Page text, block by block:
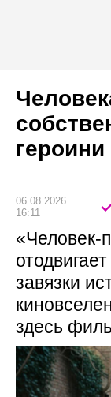
06.08.2026
16:11
«Человек-
завязки
здесь